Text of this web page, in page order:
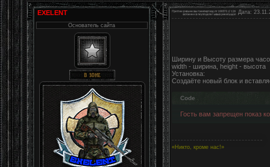
EXELENT
Основатель сайта
Дата:
Ширину и Высоту размера
width - ширина, height - высота
Установка:
Создаёте новый блок и
Code
Гость вам запрещен показ
«Никто, кроме нас!»